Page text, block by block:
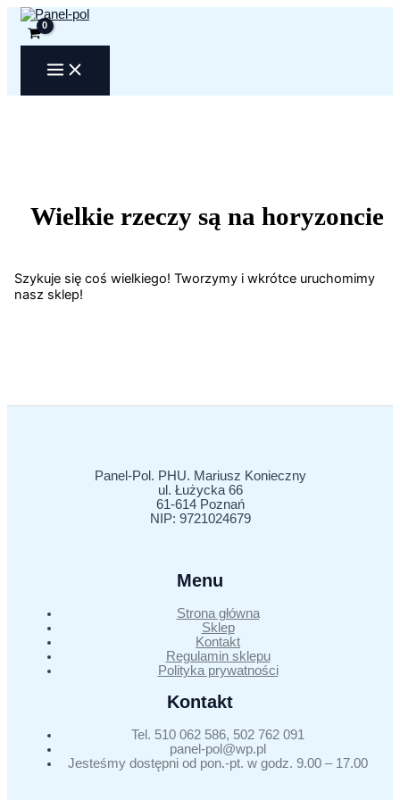
Przejdź
treści
Wielkie rzeczy są na horyzoncie
Szykuje się coś wielkiego! Tworzymy i wkrótce uruchomimy
nasz sklep!
Panel-Pol. PHU. Mariusz Konieczny
ul. Łużycka 66
61-614 Poznań
NIP: 9721024679
Menu
Strona główna
Sklep
Kontakt
Regulamin sklepu
Polityka prywatności
Kontakt
Tel. 510 062 586, 502 762 091
panel-pol@wp.pl
Jesteśmy dostępni od pon.-pt. w godz. 9.00 – 17.00